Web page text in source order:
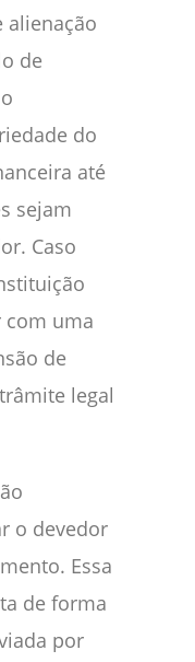
alienação
de
do
até
sejam
Caso
com uma
de
legal
o devedor
Essa
de forma
por